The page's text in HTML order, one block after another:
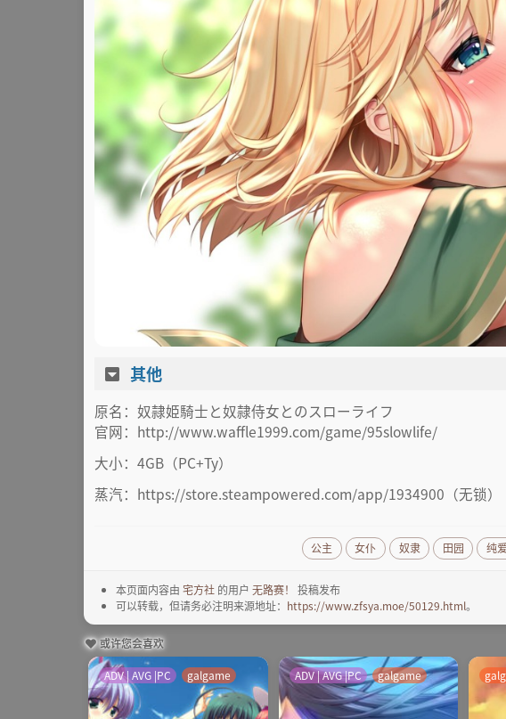
其他
原名：奴隷姫騎士と奴隷侍女とのスローライフ
官网：http://www.waffle1999.com/game/95slowlife/
大小：4GB（PC+Ty）
蒸汽：https://store.steampowered.com/app/1934900（无锁）
公主 女仆 奴隶 田园 纯爱
本页面内容由 宅方社 的用户 无路赛！
投稿发布
可以转载，但请务必注明来源地址： https://www.zfsya.moe/50129.html。
或许您会喜欢
ADV | AVG |PC galgame ADV | AVG |PC galgame